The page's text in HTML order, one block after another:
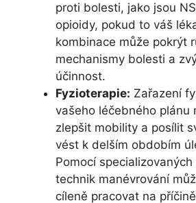
proti bolesti, jako jsou
opioidy, pokud to váš
kombinace může pokrýt
mechanismy bolesti a
účinnost.
Fyzioterapie: Zařazení
vašeho léčebného plánu
zlepšit mobility a posílit
vést k delším obdobím
Pomocí specializovaných
technik manévrování
cíleně pracovat na